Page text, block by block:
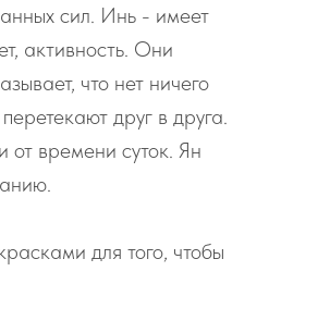
сил. Инь - имеет
активность. Они
что нет ничего
друг в друга.
от времени суток. Ян
для того, чтобы